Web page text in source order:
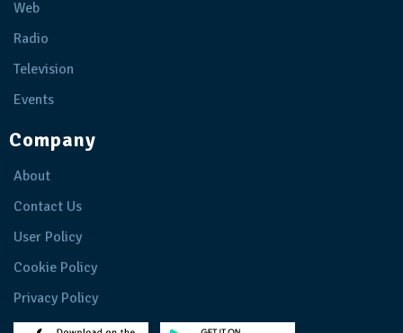
Web
Radio
Television
Events
Company
About
Contact Us
User Policy
Cookie Policy
Privacy Policy